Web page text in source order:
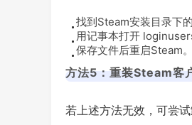
找到Steam安装目录下的
用记事本打开
保存文件后重启Steam。
方法5：重装Steam客
若上述方法无效，可尝